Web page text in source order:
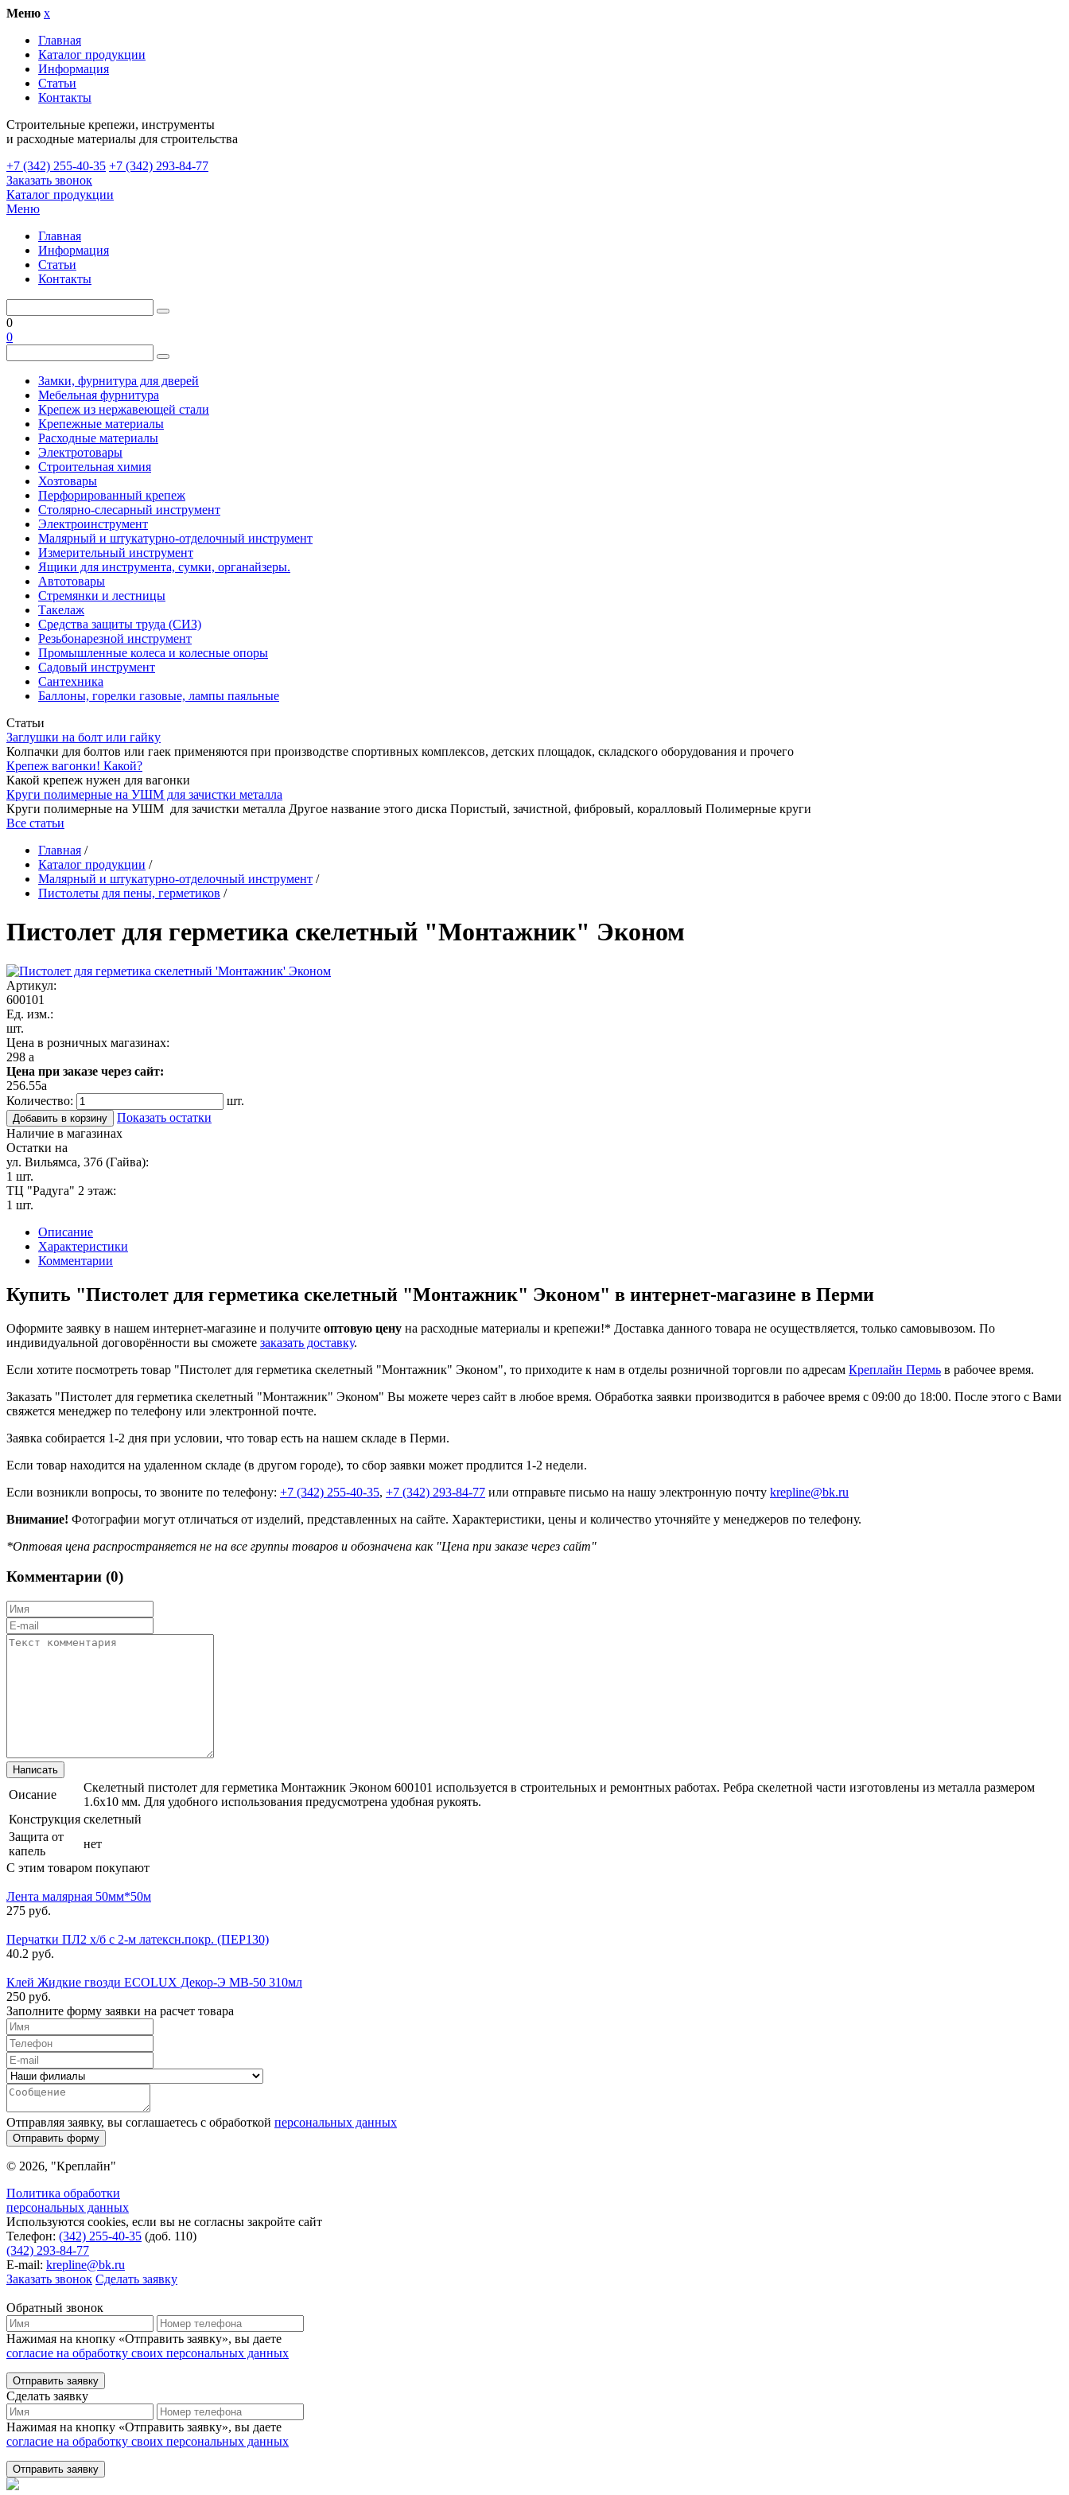
Меню x
Главная
Каталог продукции
Информация
Статьи
Контакты
Cтроительные крепежи, инструменты
и расходные материалы для строительства
+7 (342) 255-40-35 +7 (342) 293-84-77
Заказать звонок
Каталог продукции
Меню
Главная
Информация
Статьи
Контакты
0
0
Замки, фурнитура для дверей
Мебельная фурнитура
Крепеж из нержавеющей стали
Крепежные материалы
Расходные материалы
Электротовары
Строительная химия
Хозтовары
Перфорированный крепеж
Столярно-слесарный инструмент
Электроинструмент
Малярный и штукатурно-отделочный инструмент
Измерительный инструмент
Ящики для инструмента, сумки, органайзеры.
Автотовары
Стремянки и лестницы
Такелаж
Средства защиты труда (СИЗ)
Резьбонарезной инструмент
Промышленные колеса и колесные опоры
Садовый инструмент
Сантехника
Баллоны, горелки газовые, лампы паяльные
Статьи
Заглушки на болт или гайку
Колпачки для болтов или гаек применяются при производстве спортивных комплексов, детских площадок, складского оборудования и прочего
Крепеж вагонки! Какой?
Какой крепеж нужен для вагонки
Круги полимерные на УШМ для зачистки металла
Круги полимерные на УШМ для зачистки металла Другое название этого диска Пористый, зачистной, фибровый, коралловый Полимерные круги
Все статьи
Главная /
Каталог продукции /
Малярный и штукатурно-отделочный инструмент /
Пистолеты для пены, герметиков /
Пистолет для герметика скелетный "Монтажник" Эконом
Артикул:
600101
Ед. изм.:
шт.
Цена в розничных магазинах:
298 a
Цена при заказе через сайт:
256.55a
Количество:
шт.
Добавить в корзину
Показать остатки
Наличие в магазинах
Остатки на
ул. Вильямса, 37б (Гайва):
1 шт.
ТЦ "Радуга" 2 этаж:
1 шт.
Описание
Характеристики
Комментарии
Купить "Пистолет для герметика скелетный "Монтажник" Эконом" в интернет-магазине в Перми
Оформите заявку в нашем интернет-магазине и получите оптовую цену на расходные материалы и крепежи!* Доставка данного товара не осуществляется, только самовывозом. По
индивидуальной договорённости вы сможете заказать доставку.
Если хотите посмотреть товар "Пистолет для герметика скелетный "Монтажник" Эконом", то приходите к нам в отделы розничной торговли по адресам Креплайн Пермь в рабочее время.
Заказать "Пистолет для герметика скелетный "Монтажник" Эконом" Вы можете через сайт в любое время. Обработка заявки производится в рабочее время с 09:00 до 18:00. После этого с Вами
свяжется менеджер по телефону или электронной почте.
Заявка собирается 1-2 дня при условии, что товар есть на нашем складе в Перми.
Если товар находится на удаленном складе (в другом городе), то сбор заявки может продлится 1-2 недели.
Если возникли вопросы, то звоните по телефону: +7 (342) 255-40-35, +7 (342) 293-84-77 или отправьте письмо на нашу электронную почту krepline@bk.ru
Внимание! Фотографии могут отличаться от изделий, представленных на сайте. Характеристики, цены и количество уточняйте у менеджеров по телефону.
*Оптовая цена распространяется не на все группы товаров и обозначена как "Цена при заказе через сайт"
Комментарии (0)
Оисание
Скелетный пистолет для герметика Монтажник Эконом 600101 используется в строительных и ремонтных работах. Ребра скелетной части изготовлены из металла размером
1.6х10 мм. Для удобного использования предусмотрена удобная рукоять.
Конструкция скелетный
Защита от
капель
нет
С этим товаром покупают
Лента малярная 50мм*50м
275 руб.
Перчатки ПЛ2 х/б с 2-м латексн.покр. (ПЕР130)
40.2 руб.
Клей Жидкие гвозди ECOLUX Декор-Э МВ-50 310мл
250 руб.
Заполните форму заявки на расчет товара
Отправляя заявку, вы соглашаетесь с обработкой персональных данных
Отправить форму
© 2026, "Креплайн"
Политика обработки
персональных данных
Используются cookies, если вы не согласны закройте сайт
Телефон: (342) 255-40-35 (доб. 110)
(342) 293-84-77
E-mail: krepline@bk.ru
Заказать звонок Сделать заявку
Обратный звонок
Нажимая на кнопку «Отправить заявку», вы даете
согласие на обработку своих персональных данных
Отправить заявку
Сделать заявку
Нажимая на кнопку «Отправить заявку», вы даете
согласие на обработку своих персональных данных
Отправить заявку